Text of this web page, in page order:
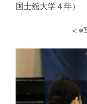
国士舘大学４年）
＜